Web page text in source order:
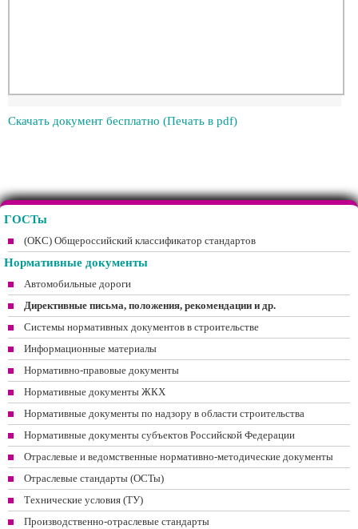
Скачать документ бесплатно (Печать в pdf)
ГОСТы
(ОКС) Общероссийский классификатор стандартов
Нормативные документы
Автомобильные дороги
Директивные письма, положения, рекомендации и др.
Системы нормативных документов в строительстве
Информационные материалы
Нормативно-правовые документы
Нормативные документы ЖКХ
Нормативные документы по надзору в области строительства
Нормативные документы субъектов Российской Федерации
Отраслевые и ведомственные нормативно-методические документы
Отраслевые стандарты (ОСТы)
Технические условия (ТУ)
Производственно-отраслевые стандарты